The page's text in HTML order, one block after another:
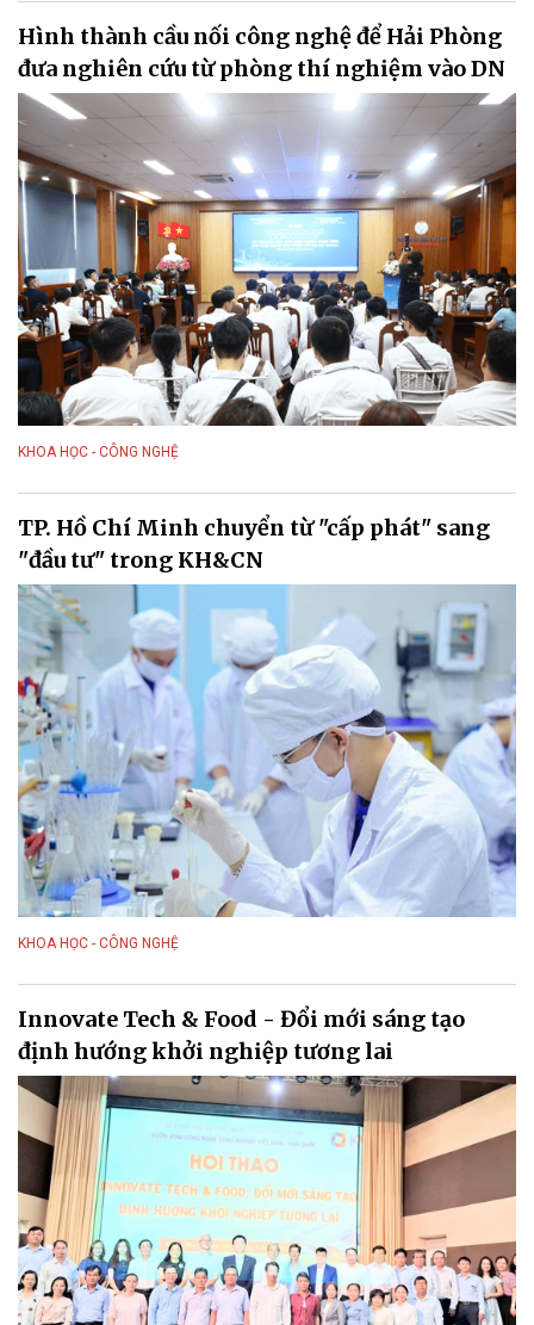
Hình thành cầu nối công nghệ để Hải Phòng
đưa nghiên cứu từ phòng thí nghiệm vào DN
KHOA HỌC - CÔNG NGHỆ
TP. Hồ Chí Minh chuyển từ "cấp phát" sang
"đầu tư" trong KH&CN
KHOA HỌC - CÔNG NGHỆ
Innovate Tech & Food - Đổi mới sáng tạo
định hướng khởi nghiệp tương lai